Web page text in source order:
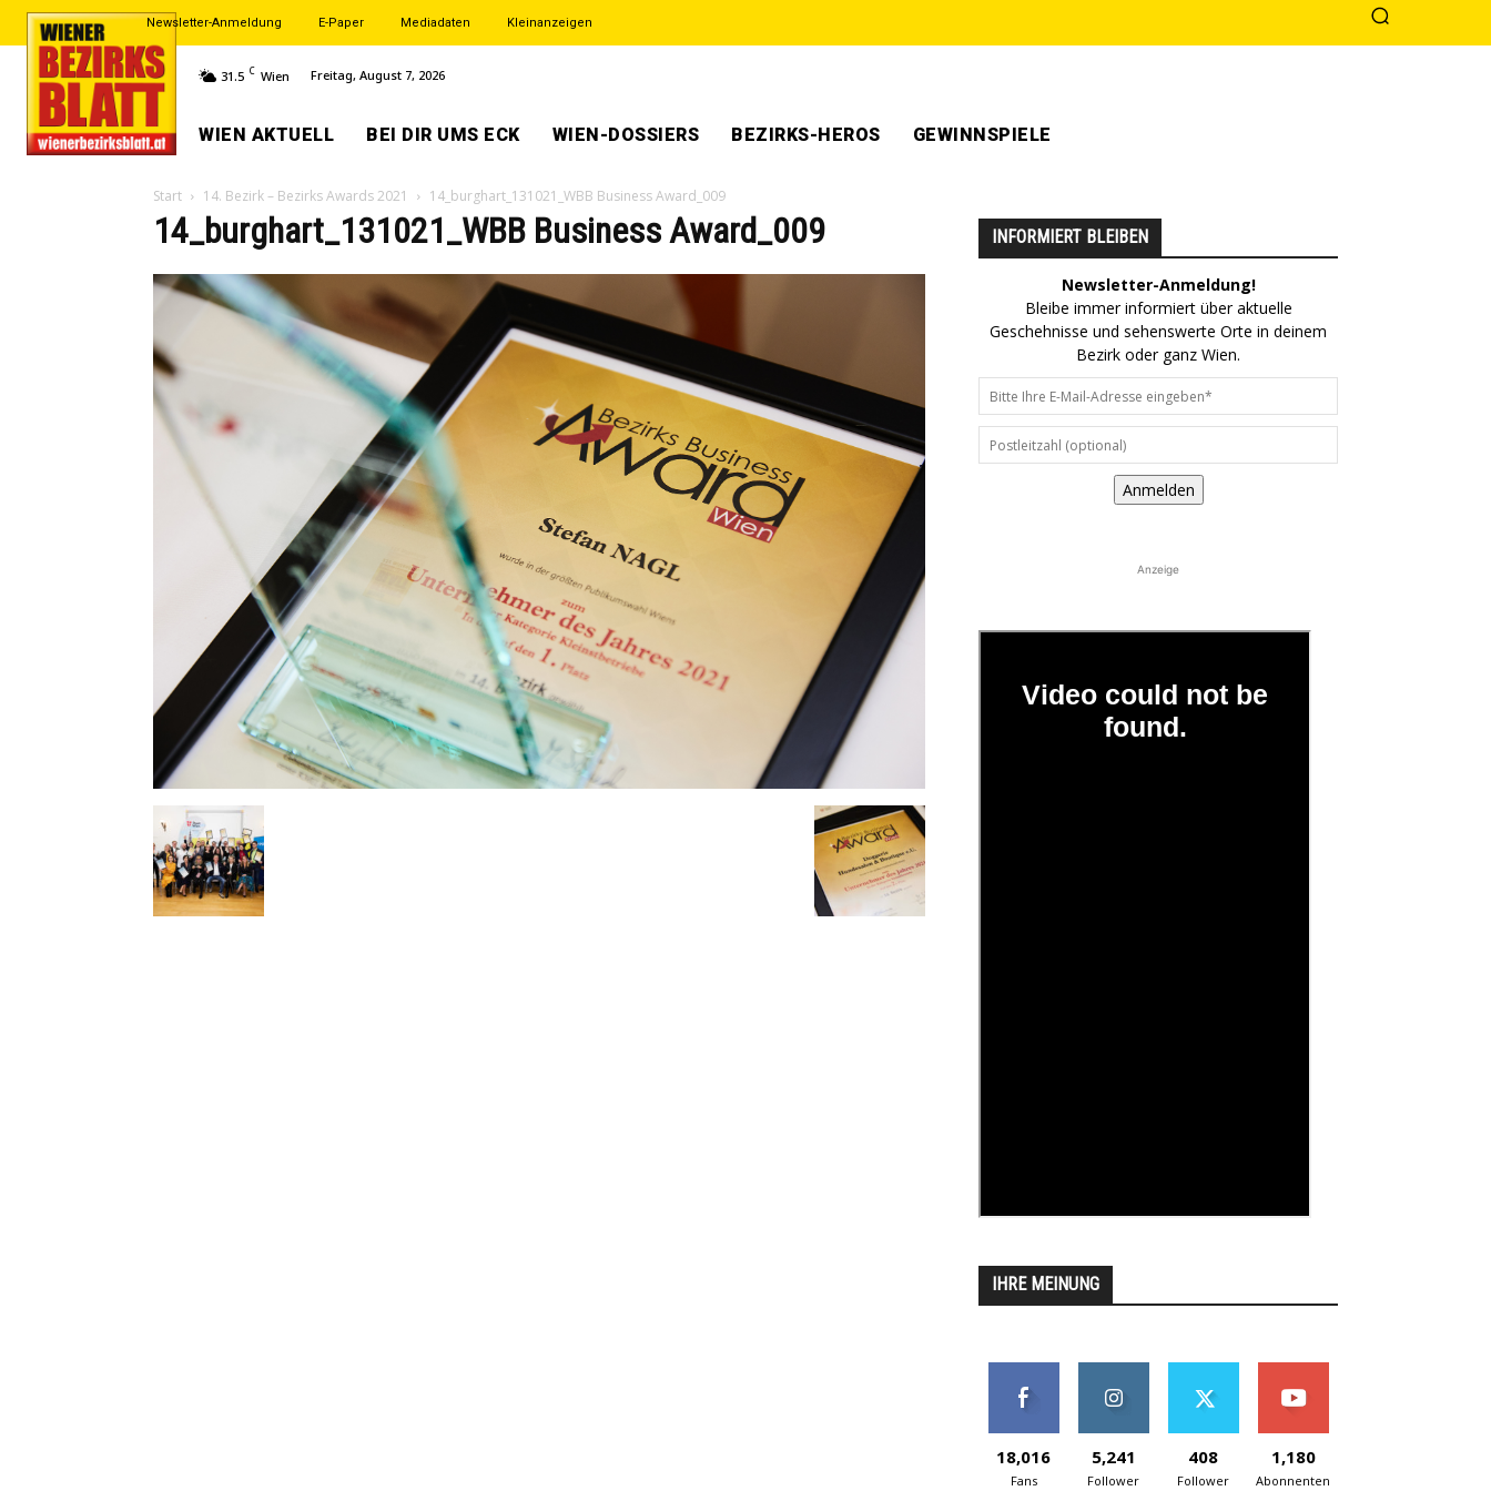
Newsletter-Anmeldung E-Paper Mediadaten Kleinanzeigen
31.5 C Wien Freitag, August 7, 2026
WIEN AKTUELL BEI DIR UMS ECK WIEN-DOSSIERS BEZIRKS-HEROS GEWINNSPIELE
Start 14. Bezirk – Bezirks Awards 2021 14_burghart_131021_WBB Business Award_009
14_burghart_131021_WBB Business Award_009 INFORMIERT BLEIBEN
Newsletter-Anmeldung!
Bleibe immer informiert über aktuelle
Geschehnisse und sehenswerte Orte in deinem
Bezirk oder ganz Wien.
Anmelden
Anzeige
IHRE MEINUNG
18,016
Fans
5,241
Follower
408
Follower
1,180
Abonnenten